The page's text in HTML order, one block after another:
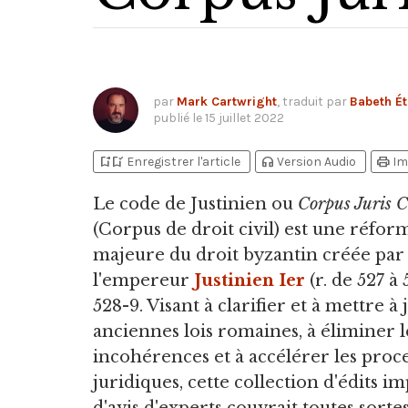
par Mark Cartwright, traduit par Babeth
publié le15 juillet 2022
bookmark_addbookmark_added Enregistrer l'article headphones Version Audio print
Le code de Justinien ou Corpus Juris
(Corpus de droit civil) est une
majeure du droit byzantin créée par
l'empereur Justinien Ier (r. de 527 à
528-9. Visant à clarifier et à mettre à
anciennes lois romaines, à éliminer
incohérences et à accélérer les
juridiques, cette collection d'édits